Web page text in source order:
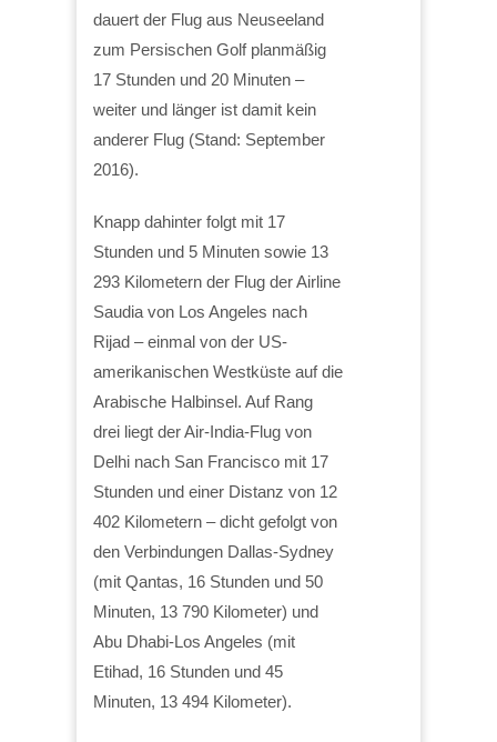
dauert der Flug aus Neuseeland
zum Persischen Golf planmäßig
17 Stunden und 20 Minuten –
weiter und länger ist damit kein
anderer Flug (Stand: September
2016).
Knapp dahinter folgt mit 17
Stunden und 5 Minuten sowie 13
293 Kilometern der Flug der Airline
Saudia von Los Angeles nach
Rijad – einmal von der US-
amerikanischen Westküste auf die
Arabische Halbinsel. Auf Rang
drei liegt der Air-India-Flug von
Delhi nach San Francisco mit 17
Stunden und einer Distanz von 12
402 Kilometern – dicht gefolgt von
den Verbindungen Dallas-Sydney
(mit Qantas, 16 Stunden und 50
Minuten, 13 790 Kilometer) und
Abu Dhabi-Los Angeles (mit
Etihad, 16 Stunden und 45
Minuten, 13 494 Kilometer).